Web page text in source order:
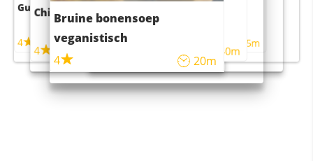
Guacamole
4
Chili con carne
4 45m
Bruine bonensoep
veganistisch
4
20m
Sushi rijstsalade
maaltijdsalade
40m
4 55m